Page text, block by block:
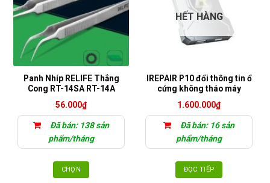
Panh Nhíp RELIFE Thẳng
Cong RT-14SA RT-14A
56.000₫
Đã bán: 138 sản
phẩm/tháng
CHỌN
HẾT HÀNG
IREPAIR P10 đổi thông tin ổ
cứng không tháo máy
1.600.000₫
Đã bán: 16 sản
phẩm/tháng
ĐỌC TIẾP